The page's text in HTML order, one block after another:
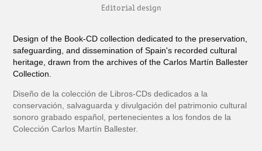
Editorial design
Design of the Book-CD collection dedicated to the preservation,
safeguarding, and dissemination of Spain's recorded cultural
heritage, drawn from the archives of the Carlos Martín Ballester
Collection.
Diseño de la colección de Libros-CDs dedicados a la
conservación, salvaguarda y divulgación del patrimonio cultural
sonoro grabado español, pertenecientes a los fondos de la
Colección Carlos Martín Ballester.